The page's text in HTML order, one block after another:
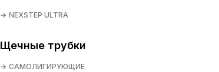
NEXSTEP ULTRA
Щечные трубки
САМОЛИГИРУЮЩИЕ